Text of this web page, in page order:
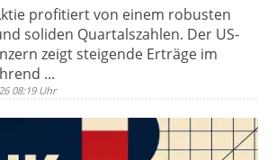
profitiert von einem robusten
soliden Quartalszahlen. Der US-
zeigt steigende Erträge im
...
08:19 Uhr